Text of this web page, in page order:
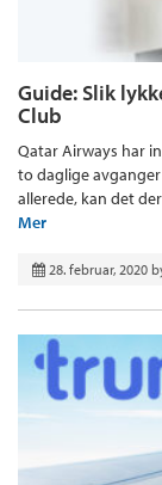
Guide: Slik
Club
Qatar Airways har
to daglige
allerede, kan det
Mer
28. februar, 2020